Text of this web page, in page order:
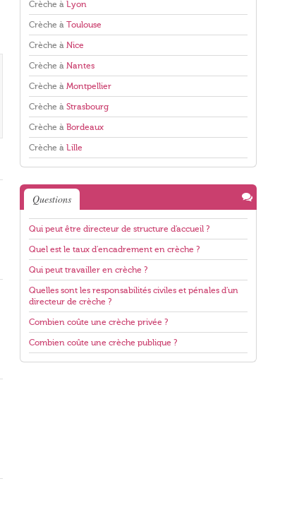
Crèche à Lyon
Crèche à Toulouse
Crèche à Nice
Crèche à Nantes
Crèche à Montpellier
Crèche à Strasbourg
Crèche à Bordeaux
Crèche à Lille
Questions
Qui peut être directeur de structure d'accueil ?
Quel est le taux d'encadrement en crèche ?
Qui peut travailler en crèche ?
Quelles sont les responsabilités civiles et pénales d'un
directeur de crèche ?
Combien coûte une crèche privée ?
Combien coûte une crèche publique ?